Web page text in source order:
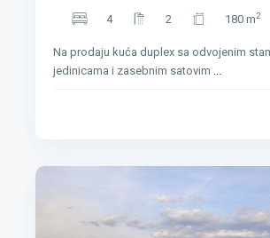
4 2 180 m2
Na prodaju kuća duplex sa odvojenim
jedinicama i zasebnim satovim